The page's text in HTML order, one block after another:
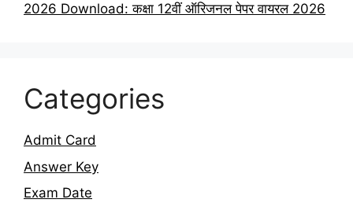
2026 Download: कक्षा 12वीं ऑरिजनल पेपर वायरल 2026
Categories
Admit Card
Answer Key
Exam Date